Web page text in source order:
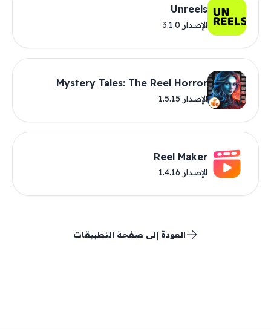
Unreels
الإصدار 3.1.0
Mystery Tales: The Reel Horror
الإصدار 1.5.15
Reel Maker
الإصدار 1.4.16
العودة إلى صفحة التطبيقات